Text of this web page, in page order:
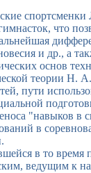
что
и др., а
основ
теории Н.
пути
"навыков в
в
в то
ведущим к